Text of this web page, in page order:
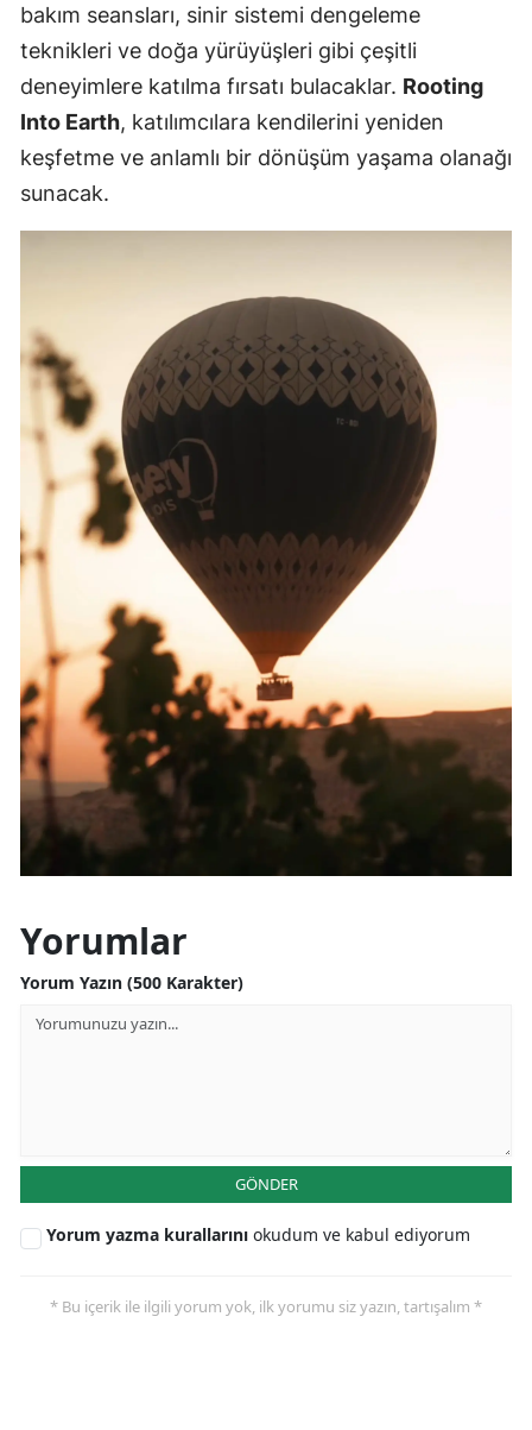
bakım seansları, sinir sistemi dengeleme
teknikleri ve doğa yürüyüşleri gibi çeşitli
deneyimlere katılma fırsatı bulacaklar. Rooting
Into Earth, katılımcılara kendilerini yeniden
keşfetme ve anlamlı bir dönüşüm yaşama olanağı
sunacak.
Yorumlar
Yorum Yazın (500 Karakter)
GÖNDER
Yorum yazma kurallarını okudum ve kabul ediyorum
* Bu içerik ile ilgili yorum yok, ilk yorumu siz yazın, tartışalım *